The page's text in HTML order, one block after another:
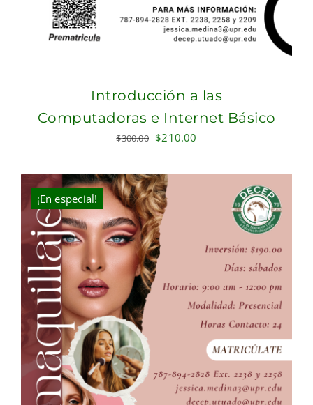
Introducción a las
Computadoras e Internet Básico
$300.00 Original
was:
$300.00.
$210.00
is:
$210.00.
¡En especial!